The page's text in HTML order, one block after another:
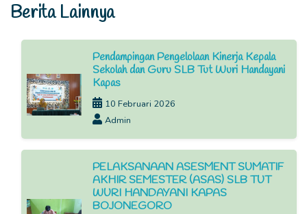
Berita Lainnya
Pendampingan Pengelolaan Kinerja Kepala
Sekolah dan Guru SLB Tut Wuri Handayani
Kapas
10 Februari 2026
Admin
PELAKSANAAN ASESMENT SUMATIF
AKHIR SEMESTER (ASAS) SLB TUT
WURI HANDAYANI KAPAS
BOJONEGORO